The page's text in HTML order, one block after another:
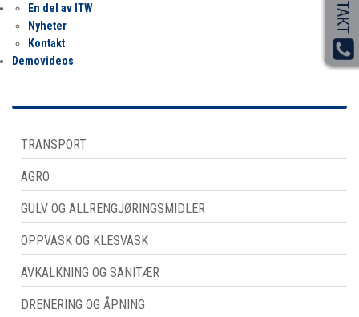
En del av ITW
Nyheter
Kontakt
Demovideos
TRANSPORT
AGRO
GULV OG ALLRENGJØRINGSMIDLER
OPPVASK OG KLESVASK
AVKALKNING OG SANITÆR
DRENERING OG ÅPNING